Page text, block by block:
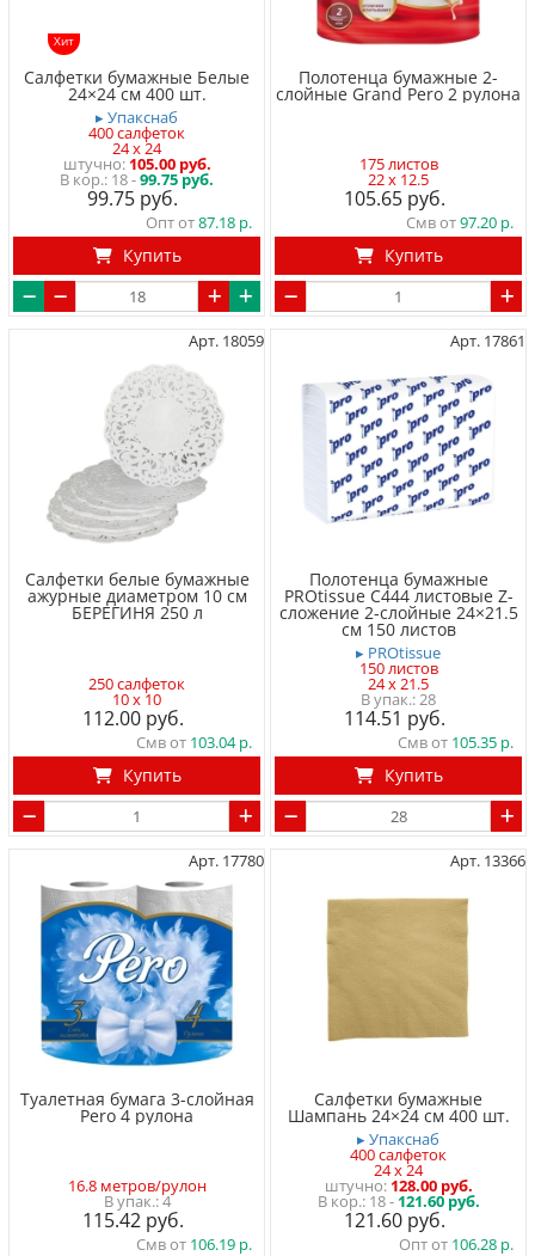
Хит
Салфетки бумажные Белые
24×24 см 400 шт.
▸ Упакснаб
400 салфеток
24 x 24
штучно 105.00 руб.
18 -99.75 руб.
99.75
Опт от87.18
Купить
Полотенца бумажные 2-
слойные Grand Pero 2 рулона
175 листов
22 x 12.5
105.65
Смв от97.20
Купить
Арт. 18059
Салфетки белые бумажные
ажурные диаметром 10 см
БЕРЕГИНЯ 250 л
250 салфеток
10 x 10
112.00
Смв от 103.04
Купить
Арт. 17861
Полотенца бумажные
PROtissue С444 листовые Z-
сложение 2-слойные 24×21.5
см 150 листов
▸ PROtissue
150 листов
24 x 21.5
28
114.51
Смв от 105.35
Купить
Арт. 17780
Туалетная бумага 3-слойная
Pero 4 рулона
16.8 метров/рулон
4
115.42
Смв от 106.19
Арт. 13366
Салфетки бумажные
Шампань 24×24 см 400 шт.
▸ Упакснаб
400 салфеток
24 x 24
штучно 128.00 руб.
18 - 121.60 руб.
121.60
Опт от 106.28